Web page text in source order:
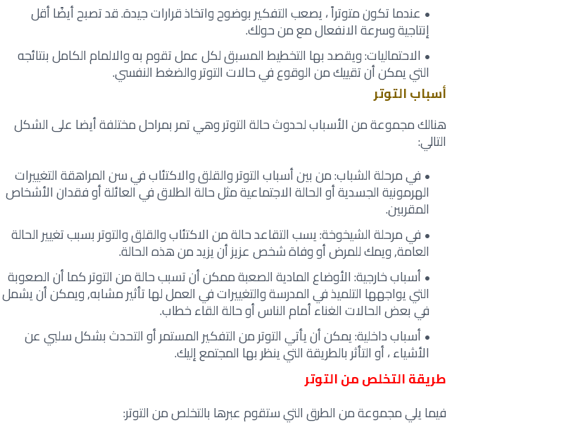
عندما تكون متوتراً ، يصعب التفكير بوضوح واتخاذ قرارات جيدة. قد تصبح أيضًا أقل
إنتاجية ‏وسرعة الانفعال مع من حولك‎.‎
الاحتماليات: ويقصد بها التخطيط المسبق لكل عمل تقوم به والالمام الكامل بنتائجه
التي يمكن أن ‏تقييك من الوقوع في حالات التوتر والضغط النفسي‎.‎
أسباب التوتر
هنالك مجموعة من الأسباب لحدوث حالة التوتر وهي تمر بمراحل مختلفة أيضا على الشكل
‏التالي‎:‎
في مرحلة الشباب: من بين أسباب التوتر والقلق والاكتئاب في سن المراهقة التغييرات
الهرمونية ‏الجسدية أو الحالة الاجتماعية مثل حالة الطلاق في العائلة أو فقدان الأشخاص
المقربين‎.‎
في مرحلة الشيخوخة: يسب التقاعد حالة من الاكتئاب والقلق والتوتر بسبب تغيير الحالة
العامة, ‏ويمك للمرض أو وفاة شخص عزيز أن يزيد من هذه الحالة‎.‎
أسباب خارجية: الأوضاع المادية الصعبة ممكن أن تسبب حالة من التوتر كما أن الصعوبة
التي ‏يواجهها التلميذ في المدرسة والتغييرات في العمل لها تأثير مشابه, ويمكن أن يشمل
في بعض ‏الحالات الغناء أمام الناس أو حالة القاء خطاب‎.‎
أسباب داخلية: يمكن أن يأتي التوتر من التفكير المستمر أو التحدث بشكل سلبي عن
الأشياء ، أو ‏التأثر بالطريقة التي ينظر بها المجتمع إليك‎.‎
طريقة التخلص من التوتر
فيما يلي مجموعة من الطرق التي ستقوم عبرها بالتخلص من التوتر‎:‎